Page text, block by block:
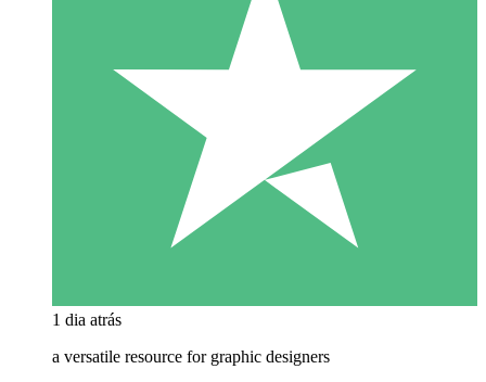
1 dia atrás
a versatile resource for graphic designers